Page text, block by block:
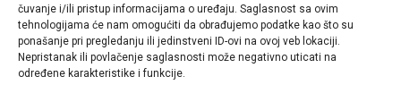
čuvanje i/ili pristup informacijama o uređaju. Saglasnost sa ovim
tehnologijama će nam omogućiti da obrađujemo podatke kao što su
ponašanje pri pregledanju ili jedinstveni ID-ovi na ovoj veb lokaciji.
Nepristanak ili povlačenje saglasnosti može negativno uticati na
određene karakteristike i funkcije.
Kategorije
Linkovi